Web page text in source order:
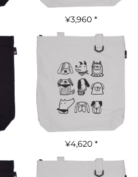
¥3,960*
¥4,620 *